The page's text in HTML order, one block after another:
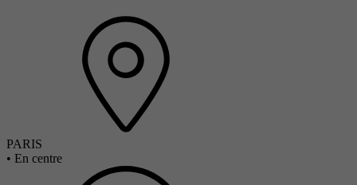
PARIS
• En centre